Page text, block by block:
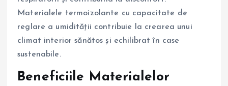
Materialele termoizolante cu capacitate de
reglare a umidității contribuie la crearea unui
climat interior sănătos și echilibrat în case
sustenabile.
Beneficiile Materialelor